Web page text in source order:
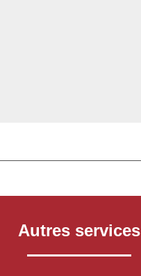
Autres services